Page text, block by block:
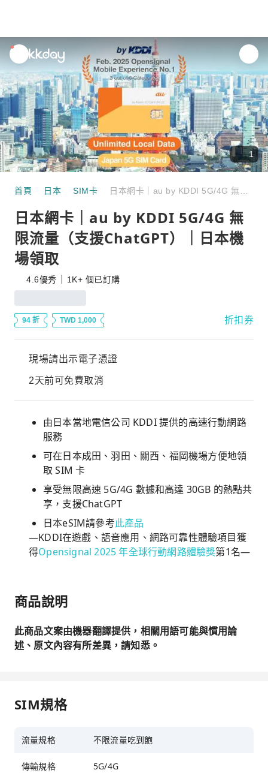
unread
notifications
1
首頁 日本 SIM卡
日本網卡｜au by KDDI 5G/4G 無
限流量（支援ChatGPT）｜日本機
場領取
4.6優秀 1K+ 個已訂購
94 折 TWD 1,000 折扣券
現場請出示電子憑證
2天前可免費取消
由日本當地電信公司 KDDI 提供的高速行動網路
服務
可在日本成田、羽田、關西、福岡機場方便地領
取 SIM 卡
享受無限高速 5G/4G 數據和高達 30GB 的熱點共
享，支援ChatGPT
日本eSIM請參考此產品
—KDDI在遊戲、語音應用、網路可靠性體驗項目獲
得Opensignal 2025 年全球行動網路體驗獎第1名—
商品說明
此商品文案由機器翻譯提供，相關用語可能與慣用論
述、原文內容有所差異，請知悉。
SIM規格
流量規格 不限流量吃到飽
傳輸規格 5G/4G